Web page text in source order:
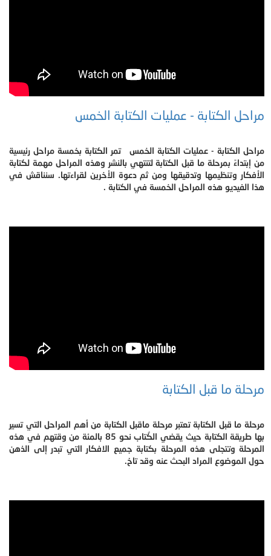
مراحل الكتابة - عمليات الكتابة الخمس
مراحل الكتابة - عمليات الكتابة الخمس تمر الكتابة بخمسة مراحل رئيسية
من إبتداءً بمرحلة ما قبل الكتابة لتنتهي بالنشر وهذه المراحل مهمة لكتابة
الأفكار وتنظيمها وتدقيقها ومن ثم دعوة الأخرين لقراءتها. سنناقش في
هذا الفيديو هذه المراحل الخمسة في الكتابة .
مرحلة ما قبل الكتابة
مرحلة ما قبل الكتابة تعتبر مرحلة ماقبل الكتابة من أهم المراحل التي تسير
بها طريقة الكتابة حيث يقضي الكُتاب نحو 85 بالمئة من وقتهم في هذه
المرحلة وتتجلى هذه المرحلة بكتابة جميع الافكار التي تبدر إلى الذهن
حول الموضوع المراد البحث عنه وقد تاخ.